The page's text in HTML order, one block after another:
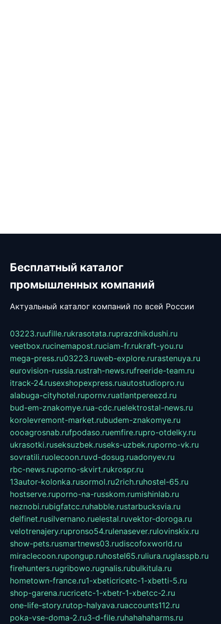
Бесплатный каталог
промышленных компаний
Актуальный каталог компаний по всей России
03223.ruufille.rukrasotata.ruprazdnikdushi.ru
veetbox.rucinemapost.ruciam-fr.rukraft-you.ru
mega-press.ru03223.ruweb-explore.rurastenuya.ru
eurovision-russia.rustrah-news.rufreeride-team.ru
itrack-24.rusexshopexpress.ruautostudiopro.ru
alabuga-cityhotel.rupornv.ruatlantpereezd.ru
bud-em-znakomye.rua-cdc.ruelektrostal-news.ru
korolevremont-market.rubudem-znakomye.ru
oooagrosnab.rufpodaso.ruemfire.rupro-otdelky.ru
ukrasotki.ruseksuzbek.ruseks-uzbek.ruporno-vk.ru
sovratili.ruolecoon.ruvd-dosug.ruadonyev.ru
rbc-news.ruporno-skvirt.rukrospr.ru
13autor-kolonka.rusormol.ru2rich.ruhostel-65.ru
hostserve.ruporno-na-russkom.rumishinlab.ru
neznobi.rubigfatcc.ruhabble.rustarbucksvia.ru
delfinet.rusilvernano.ruelestal.ruvektor-doroga.ru
velotrenajery.rupronso54.rulenasever.rulovinskix.ru
show-pets.rusmartnews03.rudiscofoxworld.ru
miraclecoon.rupongup.ruhostel65.ruliura.ruglasspb.ru
firehunters.rugribowo.rugnalis.rubulkitula.ru
hometown-france.ru1-xbeticricetc-1-xbetti-5.ru
shop-garena.rucricetc-1-xbetr-1-xbetcc-2.ru
one-life-story.rutop-halyava.ruaccounts112.ru
poka-vse-doma-2.ru3-d-file.ruhahahaharms.ru